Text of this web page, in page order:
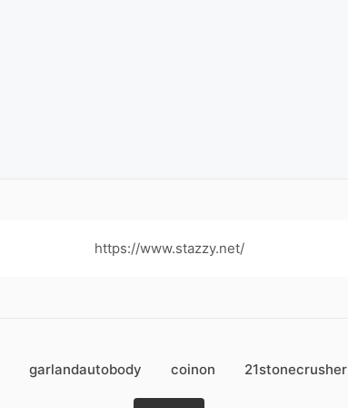
https://www.stazzy.net/
garlandautobody coinon 21stonecrusher